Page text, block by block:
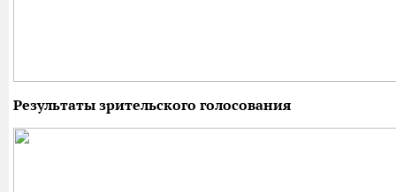
Результаты зрительского голосования